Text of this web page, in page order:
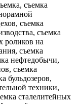
съемка
съемка
съемка
роликов на
съемка
нефтедобычи,
съемка
бульдозеров,
техники,
сталелитейных